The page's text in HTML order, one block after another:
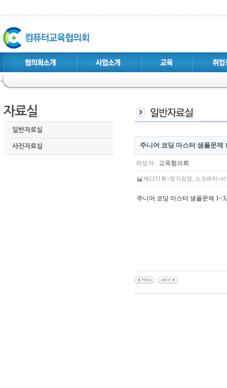
일반자료실
사진자료실 주니어 코딩 마스터 샘플문제
작성자 : 교육협의회
제2211회+정기검정_스크래치+
주니어 코딩 마스터 샘플문제